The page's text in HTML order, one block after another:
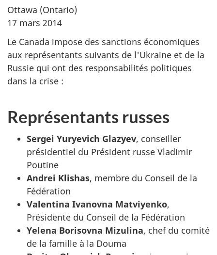
Ottawa (Ontario)
17 mars 2014
Le Canada impose des sanctions économiques
aux représentants suivants de l'Ukraine et de la
Russie qui ont des responsabilités politiques
dans la crise :
Représentants russes
Sergei Yuryevich Glazyev, conseiller
présidentiel du Président russe Vladimir
Poutine
Andrei Klishas, membre du Conseil de la
Fédération
Valentina Ivanovna Matviyenko,
Présidente du Conseil de la Fédération
Yelena Borisovna Mizulina, chef du comité
de la famille à la Douma